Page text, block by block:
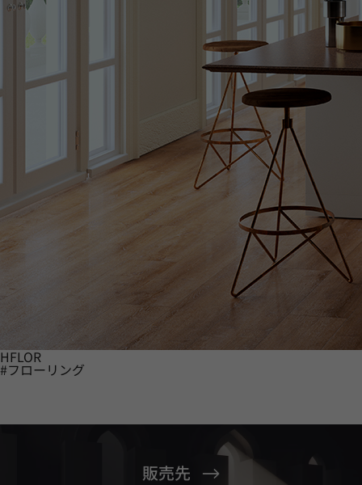
HFLOR
#フローリング
販売先